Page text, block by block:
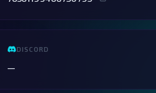
DISCORD
—